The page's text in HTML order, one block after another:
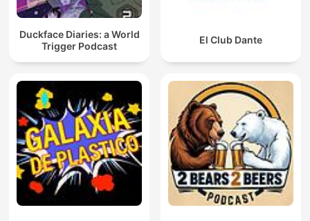
Duckface Diaries: a World
Trigger Podcast
El Club Dante